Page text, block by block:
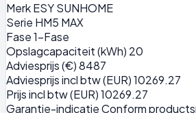
MerkESY SUNHOME
Serie HM5 MAX
Fase1-Fase
Opslagcapaciteit (kWh) 20
Adviesprijs (€)8487
Adviesprijs incl btw (EUR)10269.27
Prijs incl btw (EUR)10269.27
Garantie-indicatieConform